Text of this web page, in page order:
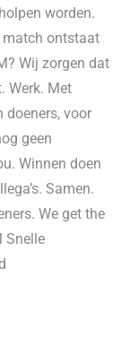
worden.
match ontstaat
Wij zorgen dat
Werk. Met
doeners, voor
geen
Winnen doen
Samen.
We get the
Snelle